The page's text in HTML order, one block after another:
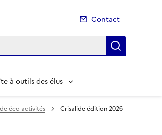
Contact
à outils des élus
éco activités Crisalide édition 2026